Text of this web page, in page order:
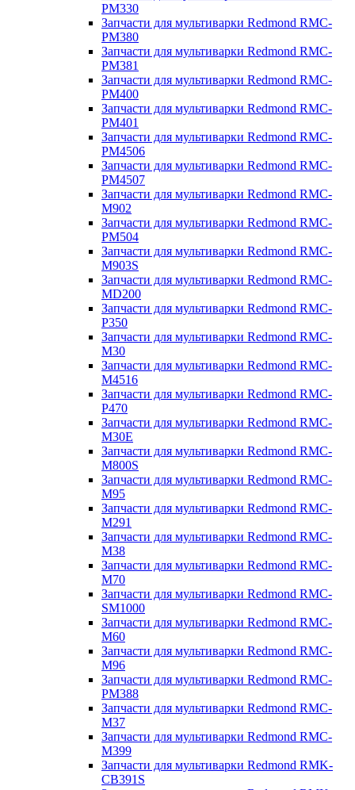
PM330
Запчасти для мультиварки Redmond RMC-
PM380
Запчасти для мультиварки Redmond RMC-
PM381
Запчасти для мультиварки Redmond RMC-
PM400
Запчасти для мультиварки Redmond RMC-
PM401
Запчасти для мультиварки Redmond RMC-
PM4506
Запчасти для мультиварки Redmond RMC-
PM4507
Запчасти для мультиварки Redmond RMC-
M902
Запчасти для мультиварки Redmond RMC-
PM504
Запчасти для мультиварки Redmond RMC-
M903S
Запчасти для мультиварки Redmond RMC-
MD200
Запчасти для мультиварки Redmond RMC-
P350
Запчасти для мультиварки Redmond RMC-
M30
Запчасти для мультиварки Redmond RMC-
M4516
Запчасти для мультиварки Redmond RMC-
P470
Запчасти для мультиварки Redmond RMC-
M30E
Запчасти для мультиварки Redmond RMC-
M800S
Запчасти для мультиварки Redmond RMC-
M95
Запчасти для мультиварки Redmond RMC-
M291
Запчасти для мультиварки Redmond RMC-
M38
Запчасти для мультиварки Redmond RMC-
M70
Запчасти для мультиварки Redmond RMC-
SM1000
Запчасти для мультиварки Redmond RMC-
M60
Запчасти для мультиварки Redmond RMC-
M96
Запчасти для мультиварки Redmond RMC-
PM388
Запчасти для мультиварки Redmond RMC-
M37
Запчасти для мультиварки Redmond RMC-
M399
Запчасти для мультиварки Redmond RMK-
CB391S